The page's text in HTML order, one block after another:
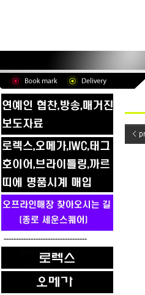
----------------------------------